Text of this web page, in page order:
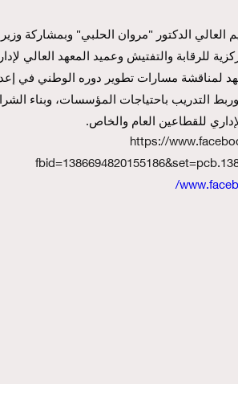
للقطاعين العام والخاص.
https://